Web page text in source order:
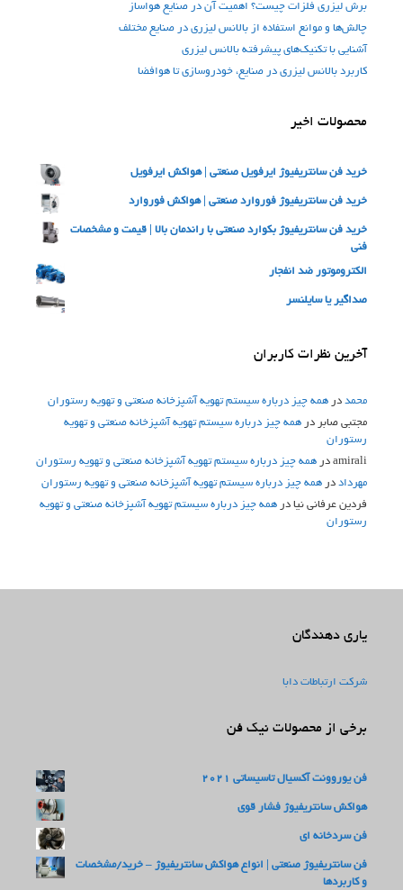
برش لیزری فلزات چیست؟ اهمیت آن در صنایع هواساز
چالش‌ها و موانع استفاده از بالانس لیزری در صنایع مختلف
آشنایی با تکنیک‌های پیشرفته بالانس لیزری
کاربرد بالانس لیزری در صنایع، خودروسازی تا هوافضا
محصولات اخیر
خرید فن سانتریفیوژ ایرفویل صنعتی | هواکش ایرفویل
خرید فن سانتریفیوژ فوروارد صنعتی | هواکش فوروارد
خرید فن سانتریفیوژ بکوارد صنعتی با راندمان بالا | قیمت و مشخصات
فنی
الکتروموتور ضد انفجار
صداگیر یا سایلنسر
آخرین نظرات کاربران
محمد در همه چیز درباره سیستم تهویه آشپزخانه صنعتی و تهویه رستوران
مجتبی صابر در همه چیز درباره سیستم تهویه آشپزخانه صنعتی و تهویه
رستوران
amirali در همه چیز درباره سیستم تهویه آشپزخانه صنعتی و تهویه رستوران
مهرداد در همه چیز درباره سیستم تهویه آشپزخانه صنعتی و تهویه رستوران
فردین عرفانی نیا در همه چیز درباره سیستم تهویه آشپزخانه صنعتی و تهویه
رستوران
یاری دهندگان
شرکت ارتباطات دابا
برخی از محصولات نیک فن
فن یوروونت آکسیال تاسیساتی 2021
هواکش سانتریفیوژ فشار قوی
فن سردخانه ای
فن سانتریفیوژ صنعتی | انواع هواکش سانتریفیوژ – خرید/مشخصات
و کاربردها